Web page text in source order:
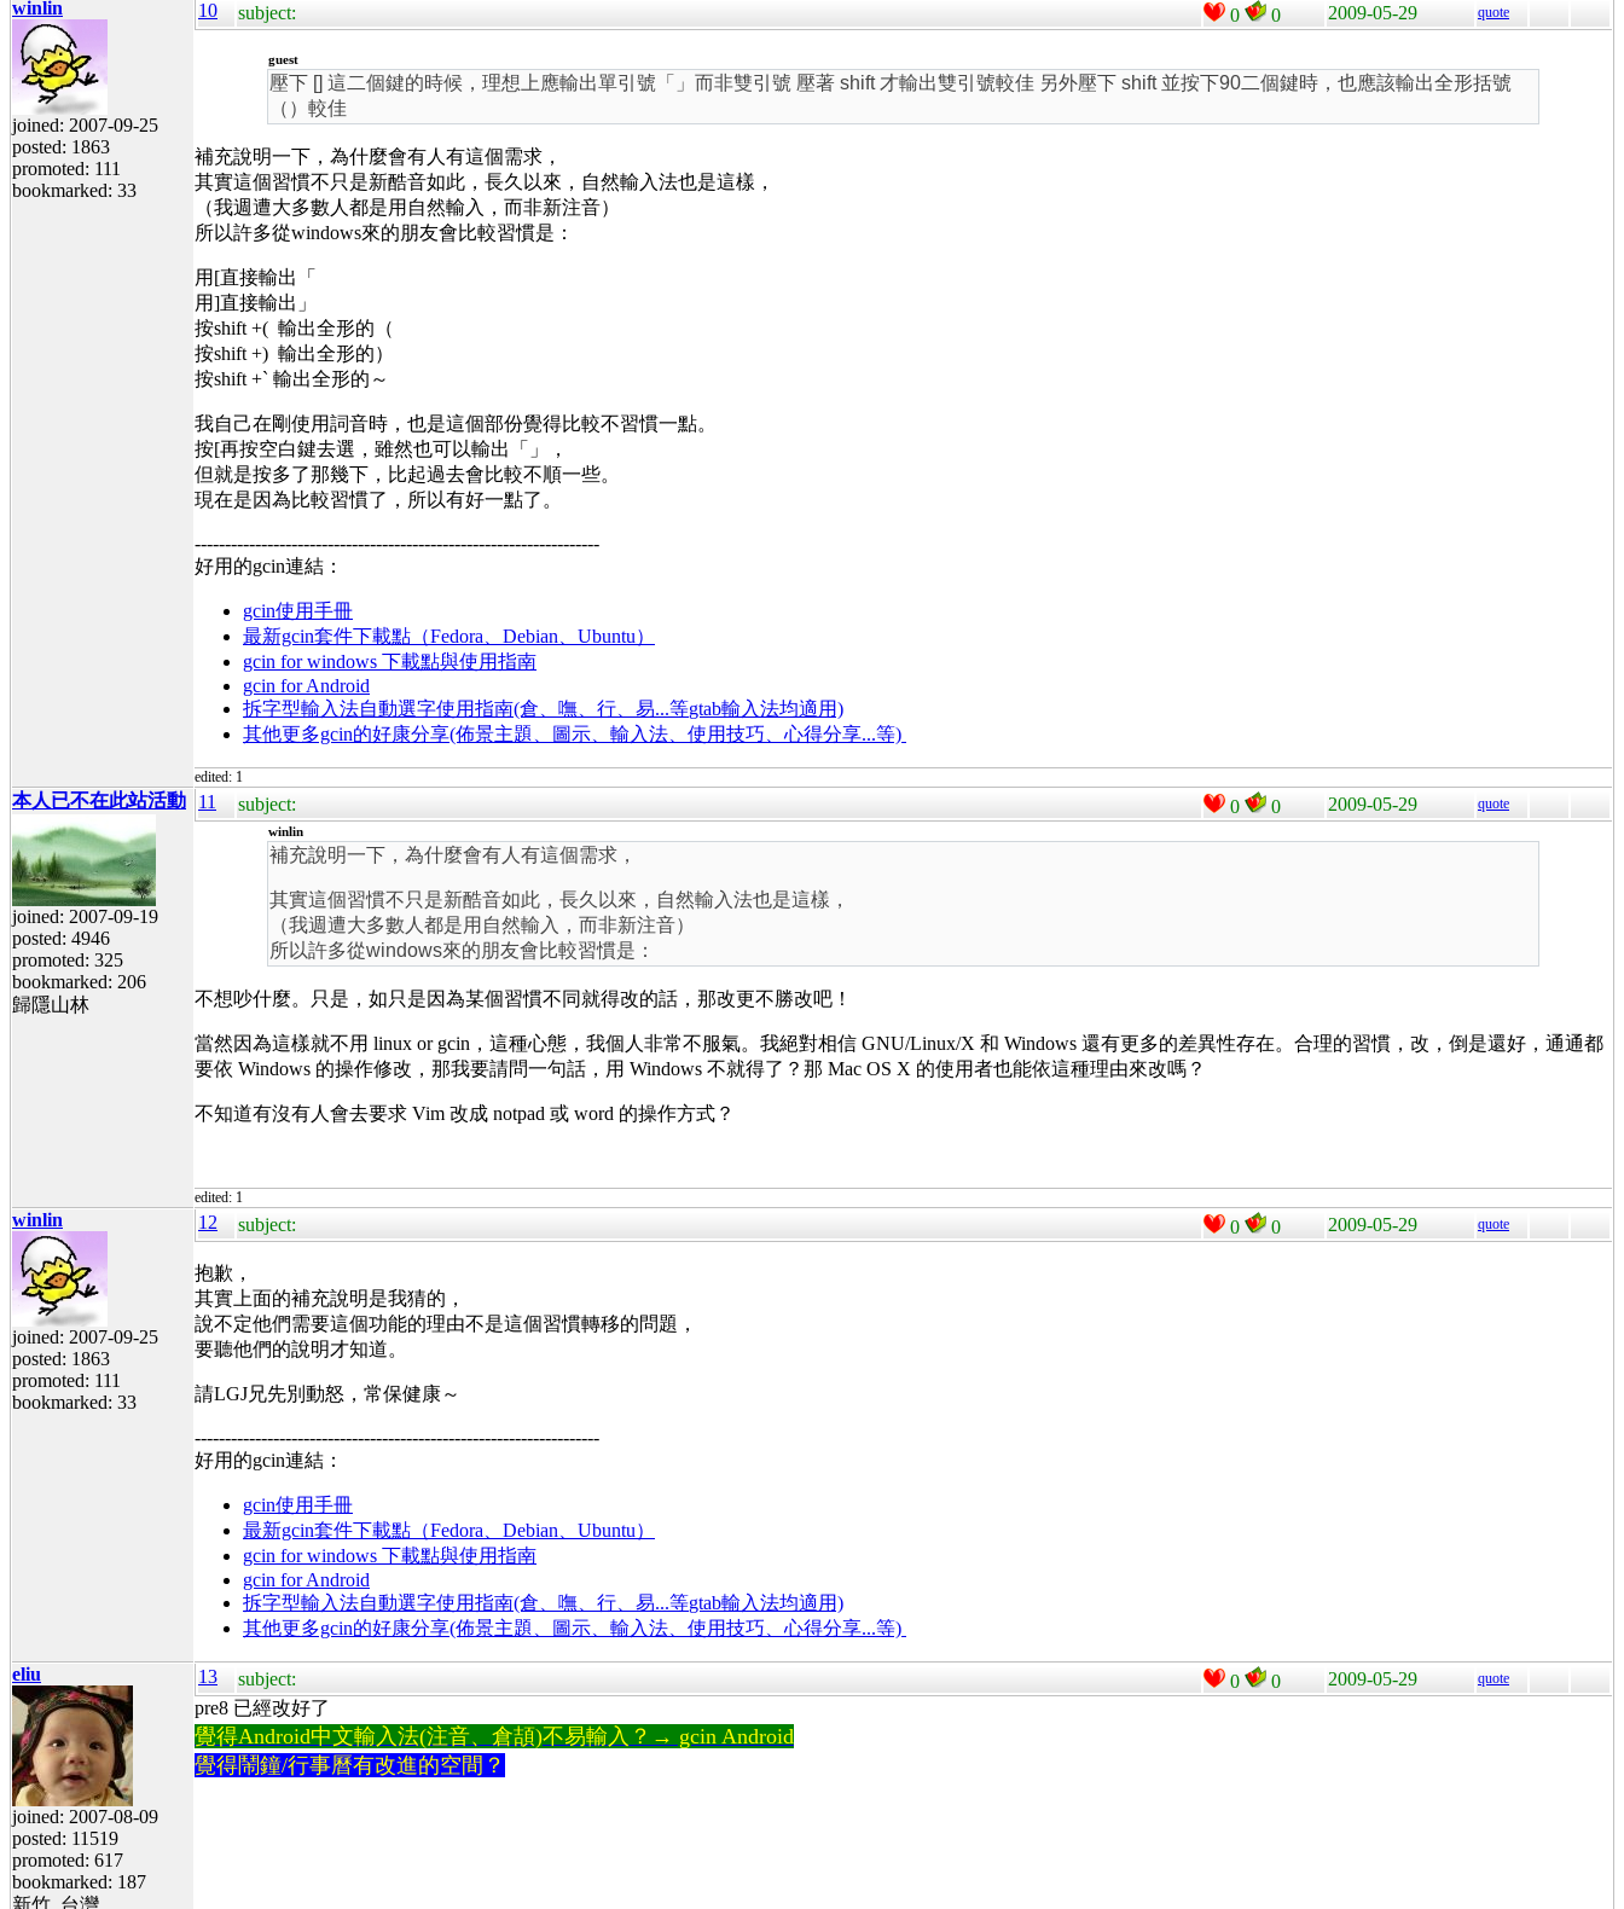
winlin
joined: 2007-09-25
posted: 1863
promoted: 111
bookmarked: 33
10 subject: 0 0 2009-05-29 quote
guest
壓下 [] 這二個鍵的時候，理想上應輸出單引號「」而非雙引號 壓著 shift 才輸出雙引號較佳 另外壓下 shift 並按下90二個鍵時，也應該輸出全形括號
（）較佳
補充說明一下，為什麼會有人有這個需求，
其實這個習慣不只是新酷音如此，長久以來，自然輸入法也是這樣，
（我週遭大多數人都是用自然輸入，而非新注音）
所以許多從windows來的朋友會比較習慣是：
用[直接輸出「
用]直接輸出」
按shift +( 輸出全形的（
按shift +) 輸出全形的）
按shift +` 輸出全形的～
我自己在剛使用詞音時，也是這個部份覺得比較不習慣一點。
按[再按空白鍵去選，雖然也可以輸出「」，
但就是按多了那幾下，比起過去會比較不順一些。
現在是因為比較習慣了，所以有好一點了。
-------------------------------------------------------------------
好用的gcin連結：
gcin使用手冊
最新gcin套件下載點（Fedora、Debian、Ubuntu）
gcin for windows 下載點與使用指南
gcin for Android
拆字型輸入法自動選字使用指南(倉、嘸、行、易...等gtab輸入法均適用)
其他更多gcin的好康分享(佈景主題、圖示、輸入法、使用技巧、心得分享...等)
edited: 1
本人已不在此站活動
joined: 2007-09-19
posted: 4946
promoted: 325
bookmarked: 206
歸隱山林
11 subject: 0 0 2009-05-29 quote
winlin
補充說明一下，為什麼會有人有這個需求，
其實這個習慣不只是新酷音如此，長久以來，自然輸入法也是這樣，
（我週遭大多數人都是用自然輸入，而非新注音）
所以許多從windows來的朋友會比較習慣是：
不想吵什麼。只是，如只是因為某個習慣不同就得改的話，那改更不勝改吧！
當然因為這樣就不用 linux or gcin，這種心態，我個人非常不服氣。我絕對相信 GNU/Linux/X 和 Windows 還有更多的差異性存在。合理的習慣，改，倒是還好，通通都
要依 Windows 的操作修改，那我要請問一句話，用 Windows 不就得了？那 Mac OS X 的使用者也能依這種理由來改嗎？
不知道有沒有人會去要求 Vim 改成 notpad 或 word 的操作方式？
edited: 1
winlin
joined: 2007-09-25
posted: 1863
promoted: 111
bookmarked: 33
12 subject: 0 0 2009-05-29 quote
抱歉，
其實上面的補充說明是我猜的，
說不定他們需要這個功能的理由不是這個習慣轉移的問題，
要聽他們的說明才知道。
請LGJ兄先別動怒，常保健康～
-------------------------------------------------------------------
好用的gcin連結：
gcin使用手冊
最新gcin套件下載點（Fedora、Debian、Ubuntu）
gcin for windows 下載點與使用指南
gcin for Android
拆字型輸入法自動選字使用指南(倉、嘸、行、易...等gtab輸入法均適用)
其他更多gcin的好康分享(佈景主題、圖示、輸入法、使用技巧、心得分享...等)
eliu
joined: 2007-08-09
posted: 11519
promoted: 617
bookmarked: 187
新竹, 台灣
13 subject: 0 0 2009-05-29 quote
pre8 已經改好了
覺得Android中文輸入法(注音、倉頡)不易輸入？→ gcin Android
覺得鬧鐘/行事曆有改進的空間？